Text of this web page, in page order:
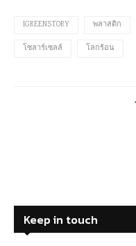
IGREENSTORY พลาสติก
โซลาร์เซลล์ โลกร้อน
Keep in touch